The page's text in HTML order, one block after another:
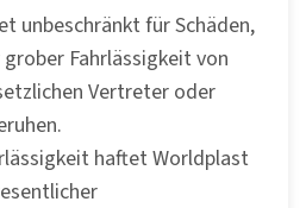
unbeschränkt für Schäden,
Fahrlässigkeit von
Vertreter oder
haftet Worldplast